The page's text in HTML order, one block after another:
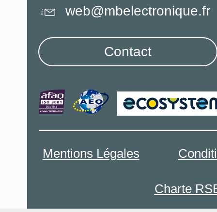
Mentions Légales
Charte
web@mbelectronique.fr
Contact